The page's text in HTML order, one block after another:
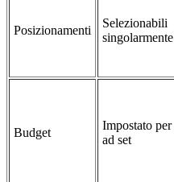
Posizionamenti
Selezionabili
singolarmente
Budget
Impostato per
ad set